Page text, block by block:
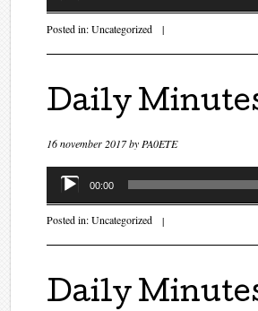
Posted in:Uncategorized |
Daily
16 november 2017by PA0ETE
Audiospeler
00:00
Posted in:Uncategorized |
Daily